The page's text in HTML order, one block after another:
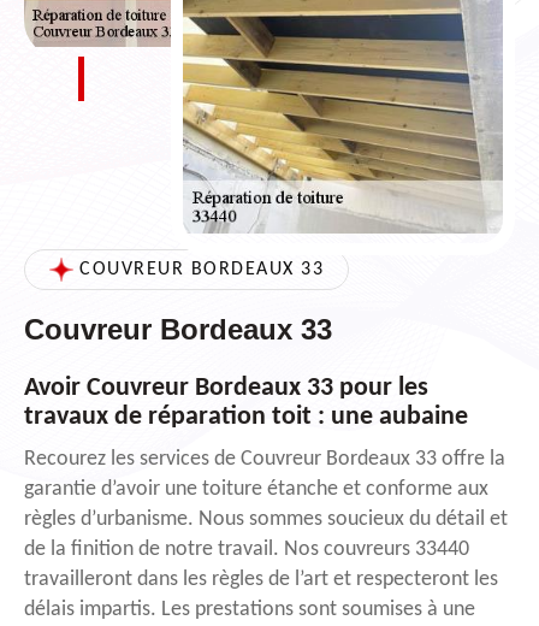
COUVREUR BORDEAUX 33
Couvreur Bordeaux 33
Avoir Couvreur Bordeaux 33 pour les
travaux de réparation toit : une aubaine
Recourez les services de Couvreur Bordeaux 33 offre la
garantie d’avoir une toiture étanche et conforme aux
règles d’urbanisme. Nous sommes soucieux du détail et
de la finition de notre travail. Nos couvreurs 33440
travailleront dans les règles de l’art et respecteront les
délais impartis. Les prestations sont soumises à une